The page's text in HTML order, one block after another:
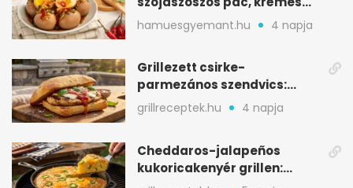
sárgája, pár óra alatt
hamuesgyemant.hu 4 napja
Grillezett csirke-
parmezános szendvics:
ropogós csirke, olvadó sajt
grillreceptek.hu 4 napja
Cheddaros-jalapeños
kukoricakenyér grillen: